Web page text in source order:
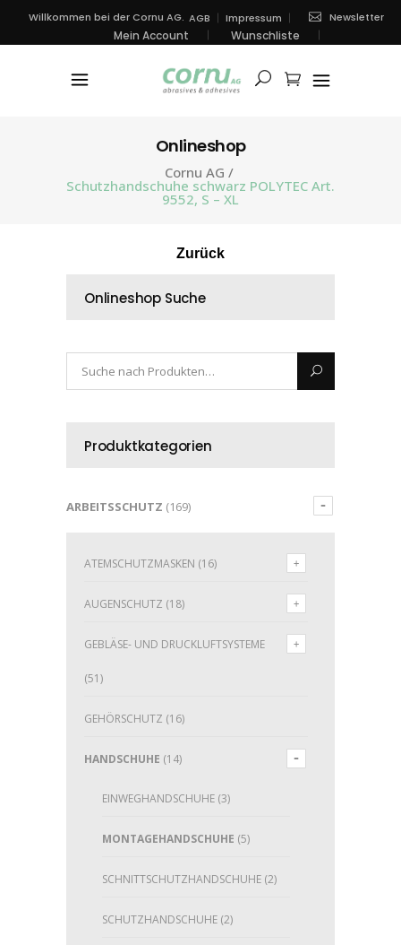
Willkommen bei der Cornu AG. AGB Impressum Newsletter
Mein Account Wunschliste
Onlineshop
Cornu AG /
Schutzhandschuhe schwarz POLYTEC Art.
9552, S – XL
Zurück
Onlineshop Suche
Produktkategorien
ARBEITSSCHUTZ (169)
ATEMSCHUTZMASKEN (16)
AUGENSCHUTZ (18)
GEBLÄSE- UND DRUCKLUFTSYSTEME
(51)
GEHÖRSCHUTZ (16)
HANDSCHUHE (14)
EINWEGHANDSCHUHE (3)
MONTAGEHANDSCHUHE (5)
SCHNITTSCHUTZHANDSCHUHE (2)
SCHUTZHANDSCHUHE (2)